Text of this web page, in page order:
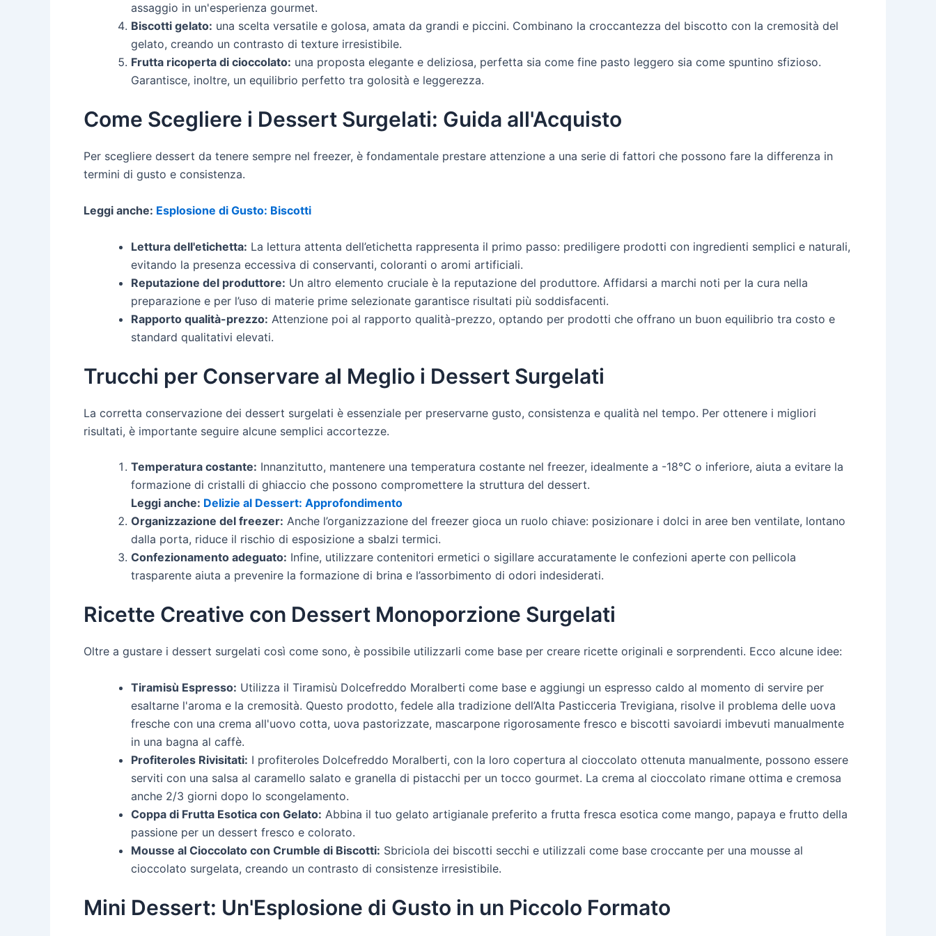
assaggio in un'esperienza gourmet.
Biscotti gelato: una scelta versatile e golosa, amata da grandi e piccini. Combinano la croccantezza del biscotto con la cremosità del
gelato, creando un contrasto di texture irresistibile.
Frutta ricoperta di cioccolato: una proposta elegante e deliziosa, perfetta sia come fine pasto leggero sia come spuntino sfizioso.
Garantisce, inoltre, un equilibrio perfetto tra golosità e leggerezza.
Come Scegliere i Dessert Surgelati: Guida all'Acquisto
Per scegliere dessert da tenere sempre nel freezer, è fondamentale prestare attenzione a una serie di fattori che possono fare la differenza in
termini di gusto e consistenza.
Leggi anche: Esplosione di Gusto: Biscotti
Lettura dell'etichetta: La lettura attenta dell’etichetta rappresenta il primo passo: prediligere prodotti con ingredienti semplici e naturali,
evitando la presenza eccessiva di conservanti, coloranti o aromi artificiali.
Reputazione del produttore: Un altro elemento cruciale è la reputazione del produttore. Affidarsi a marchi noti per la cura nella
preparazione e per l’uso di materie prime selezionate garantisce risultati più soddisfacenti.
Rapporto qualità-prezzo: Attenzione poi al rapporto qualità-prezzo, optando per prodotti che offrano un buon equilibrio tra costo e
standard qualitativi elevati.
Trucchi per Conservare al Meglio i Dessert Surgelati
La corretta conservazione dei dessert surgelati è essenziale per preservarne gusto, consistenza e qualità nel tempo. Per ottenere i migliori
risultati, è importante seguire alcune semplici accortezze.
Temperatura costante: Innanzitutto, mantenere una temperatura costante nel freezer, idealmente a -18°C o inferiore, aiuta a evitare la
formazione di cristalli di ghiaccio che possono compromettere la struttura del dessert.
Leggi anche: Delizie al Dessert: Approfondimento
Organizzazione del freezer: Anche l’organizzazione del freezer gioca un ruolo chiave: posizionare i dolci in aree ben ventilate, lontano
dalla porta, riduce il rischio di esposizione a sbalzi termici.
Confezionamento adeguato: Infine, utilizzare contenitori ermetici o sigillare accuratamente le confezioni aperte con pellicola
trasparente aiuta a prevenire la formazione di brina e l’assorbimento di odori indesiderati.
Ricette Creative con Dessert Monoporzione Surgelati
Oltre a gustare i dessert surgelati così come sono, è possibile utilizzarli come base per creare ricette originali e sorprendenti. Ecco alcune idee:
Tiramisù Espresso: Utilizza il Tiramisù Dolcefreddo Moralberti come base e aggiungi un espresso caldo al momento di servire per
esaltarne l'aroma e la cremosità. Questo prodotto, fedele alla tradizione dell’Alta Pasticceria Trevigiana, risolve il problema delle uova
fresche con una crema all'uovo cotta, uova pastorizzate, mascarpone rigorosamente fresco e biscotti savoiardi imbevuti manualmente
in una bagna al caffè.
Profiteroles Rivisitati: I profiteroles Dolcefreddo Moralberti, con la loro copertura al cioccolato ottenuta manualmente, possono essere
serviti con una salsa al caramello salato e granella di pistacchi per un tocco gourmet. La crema al cioccolato rimane ottima e cremosa
anche 2/3 giorni dopo lo scongelamento.
Coppa di Frutta Esotica con Gelato: Abbina il tuo gelato artigianale preferito a frutta fresca esotica come mango, papaya e frutto della
passione per un dessert fresco e colorato.
Mousse al Cioccolato con Crumble di Biscotti: Sbriciola dei biscotti secchi e utilizzali come base croccante per una mousse al
cioccolato surgelata, creando un contrasto di consistenze irresistibile.
Mini Dessert: Un'Esplosione di Gusto in un Piccolo Formato